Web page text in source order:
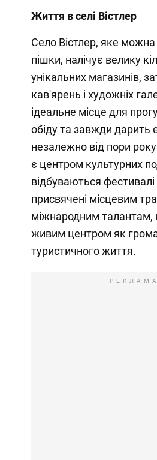
Життя в селі Вістлер
Село Вістлер, яке можна
пішки, налічує велику
унікальних магазинів,
кав'ярень і художніх
ідеальне місце для
обіду та завжди дарить
незалежно від пори
є центром культурних
відбуваються фестивалі
присвячені місцевим
міжнародним талантам,
живим центром як
туристичного життя.
РЕКЛАМА